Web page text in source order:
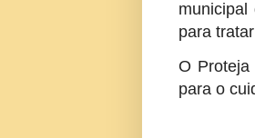
para
O
para o